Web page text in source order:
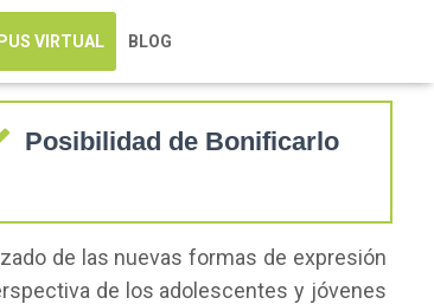
VIRTUAL BLOG
PRIVADO
Posibilidad de Bonificarlo
de las nuevas formas de expresión
de los adolescentes y jóvenes